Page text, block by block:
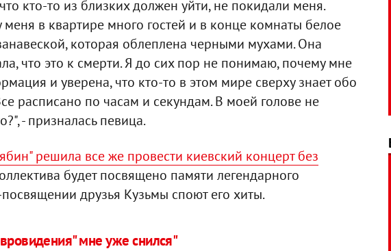
кто-то из близких должен уйти, не покидали меня.
в квартире много гостей и в конце комнаты белое
которая облеплена черными мухами. Она
что это к смерти. Я до сих пор не понимаю, почему мне
и уверена, что кто-то в этом мире сверху знает обо
расписано по часам и секундам. В моей голове не
- призналась певица.
решила все же провести киевский концерт без
будет посвящено памяти легендарного
друзья Кузьмы споют его хиты.
мне уже снился"